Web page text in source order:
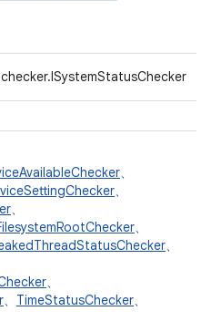
、
、
、
、
、
、
、 TimeStatusChecker、